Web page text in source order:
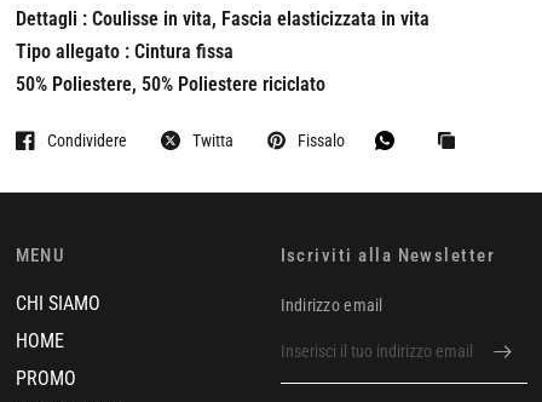
Dettagli : Coulisse in vita, Fascia elasticizzata in vita
Tipo allegato : Cintura fissa
50% Poliestere, 50% Poliestere riciclato
Condividere Twitta Fissalo
MENU
CHI SIAMO
HOME
PROMO
Iscriviti alla Newsletter
Indirizzo email